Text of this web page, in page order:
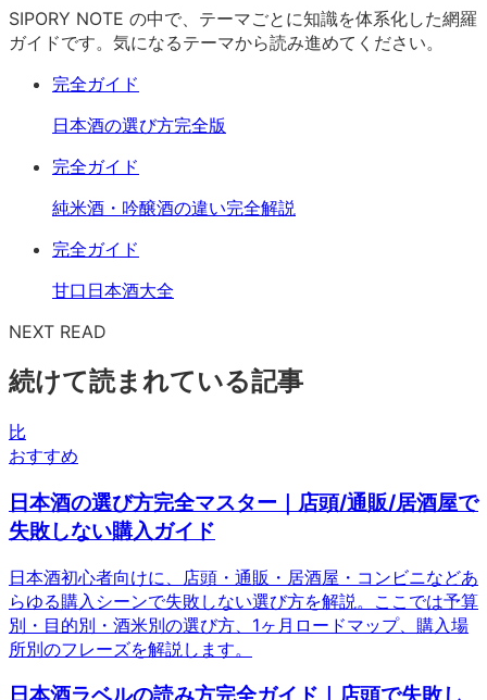
SIPORY NOTE の中で、テーマごとに知識を体系化した網羅
ガイドです。気になるテーマから読み進めてください。
完全ガイド
日本酒の選び方完全版
完全ガイド
純米酒・吟醸酒の違い完全解説
完全ガイド
甘口日本酒大全
NEXT READ
続けて読まれている記事
比
おすすめ
日本酒の選び方完全マスター｜店頭/通販/居酒屋で
失敗しない購入ガイド
日本酒初心者向けに、店頭・通販・居酒屋・コンビニなどあ
らゆる購入シーンで失敗しない選び方を解説。ここでは予算
別・目的別・酒米別の選び方、1ヶ月ロードマップ、購入場
所別のフレーズを解説します。